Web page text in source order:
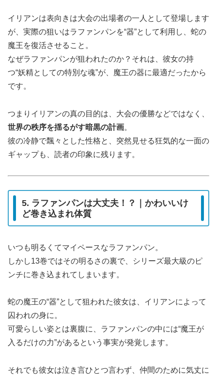
イリアンは表向きは大会の出場者の一人として登場します
が、実際の狙いはラファンパンを“器”として利用し、蛇の
魔王を復活させること。
なぜラファンパンが狙われたのか？それは、彼女の持
つ“妖精としての特別な魂”が、魔王の器に最適だったから
です。
つまりイリアンの真の目的は、大会の優勝などではなく、
世界の秩序を揺るがす暗黒の計画。
彼の冷静で飄々とした性格と、突然見せる狂気的な一面の
ギャップも、読者の印象に残ります。
5. ラファンパンは大丈夫！？｜かわいいけ
ど巻き込まれ体質
いつも明るくてマイペースなラファンパン。
しかし13巻ではその明るさの裏で、シリーズ最大級のピ
ンチに巻き込まれてしまいます。
蛇の魔王の“器”として狙われた彼女は、イリアンによって
囚われの身に。
可愛らしい姿とは裏腹に、ラファンパンの中には“魔王が
入るだけの力”があるという事実が発覚します。
それでも彼女は泣き言ひとつ言わず、仲間のために気丈に